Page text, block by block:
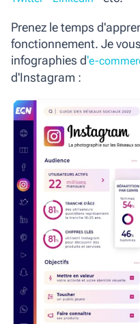
Prenez le temps
fonctionnement. Je
infographies d'e-
d'Instagram :